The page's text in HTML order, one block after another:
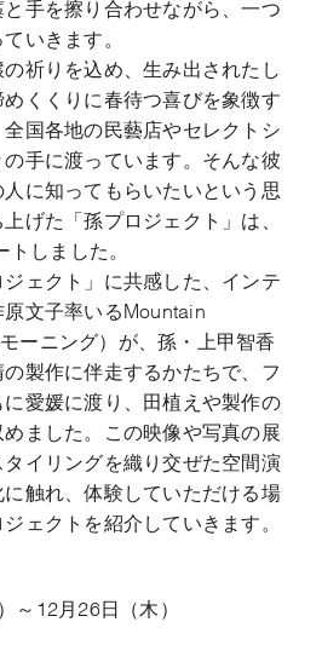
手を擦り合わせながら、一つ
ていきます。
祈りを込め、生み出されたし
くくりに春待つ喜びを象徴す
国各地の民藝店やセレクトシ
の手に渡っています。そんな彼
に知ってもらいたいという思
げた「孫プロジェクト」は、
しました。
ェクト」に共感した、インテ
原文子率いるMountain
ーニング）が、孫・上甲智香
製作に伴走するかたちで、フ
愛媛に渡り、田植えや製作の
ました。この映像や写真の展
イリングを織り交ぜた空間演
触れ、体験していただける場
ェクトを紹介していきます。
～12月26日（木）